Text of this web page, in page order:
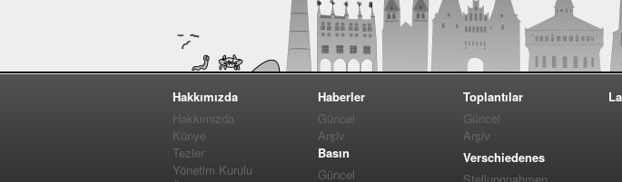
Hakkımızda
Hakkımızda
Künye
Tezler
Yönetim Kurulu
Haberler
Güncel
Arşiv
Basın
Güncel
Toplantılar
Güncel
Arşiv
Verschiedenes